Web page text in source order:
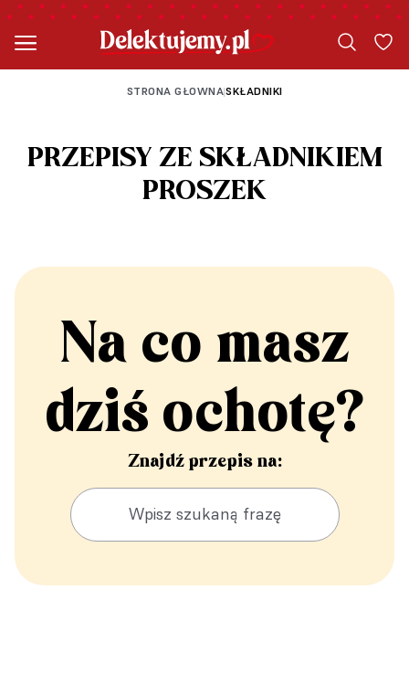
STRONA GŁOWNA|SKŁADNIKI
PRZEPISY ZE SKŁADNIKIEM
PROSZEK
Na co masz
dziś ochotę?
Znajdź przepis na: